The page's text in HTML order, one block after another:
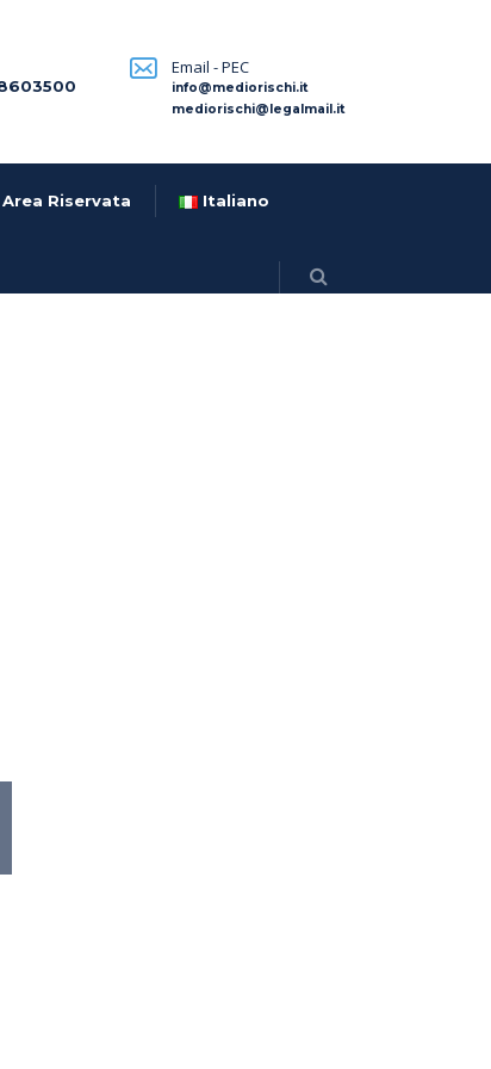
Email - PEC
info@mediorischi.it
mediorischi@legalmail.it
Area Riservata Italiano